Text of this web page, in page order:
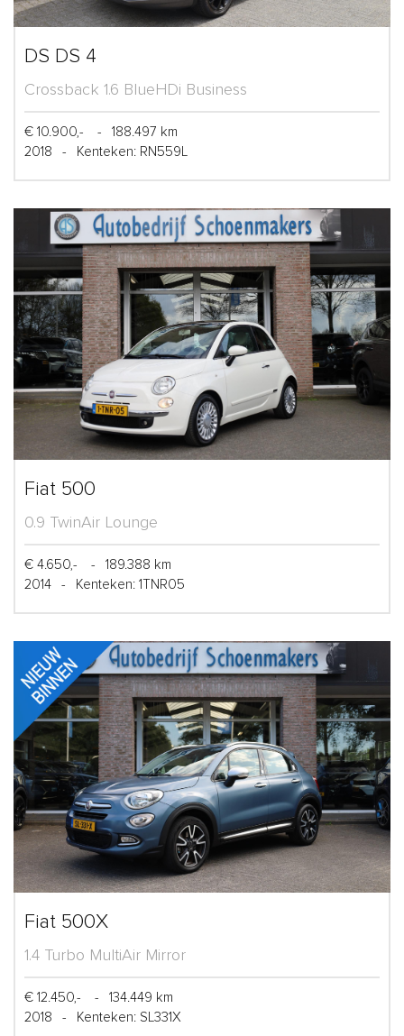
DS DS 4
Crossback 1.6 BlueHDi Business
€ 10.900,- -
188.497 km
2018
- Kenteken: RN559L
Fiat 500
0.9 TwinAir Lounge
€ 4.650,- -
189.388 km
2014
- Kenteken: 1TNR05
Fiat 500X
1.4 Turbo MultiAir Mirror
€ 12.450,- -
134.449 km
2018
- Kenteken: SL331X